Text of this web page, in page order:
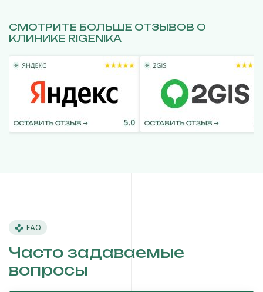
СМОТРИТЕ БОЛЬШЕ ОТЗЫВОВ О
КЛИНИКЕ RIGENIKA
FAQ
Часто задаваемые
вопросы